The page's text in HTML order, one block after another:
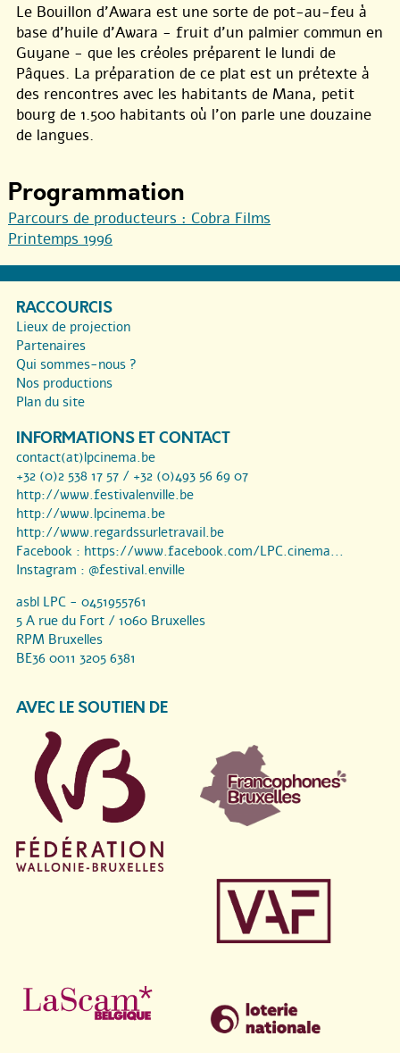
Le Bouillon d’Awara est une sorte de pot-au-feu à
base d’huile d’Awara - fruit d’un palmier commun en
Guyane - que les créoles préparent le lundi de
Pâques. La préparation de ce plat est un prétexte à
des rencontres avec les habitants de Mana, petit
bourg de 1.500 habitants où l’on parle une douzaine
de langues.
Programmation
Parcours de producteurs : Cobra Films
Printemps 1996
RACCOURCIS
Lieux de projection
Partenaires
Qui sommes-nous ?
Nos productions
Plan du site
INFORMATIONS ET CONTACT
contact(at)lpcinema.be
+32 (0)2 538 17 57 / +32 (0)493 56 69 07
http://www.festivalenville.be
http://www.lpcinema.be
http://www.regardssurletravail.be
Facebook : https://www.facebook.com/LPC.cinema...
Instagram : @festival.enville
asbl LPC - 0451955761
5 A rue du Fort / 1060 Bruxelles
RPM Bruxelles
BE36 0011 3205 6381
AVEC LE SOUTIEN DE